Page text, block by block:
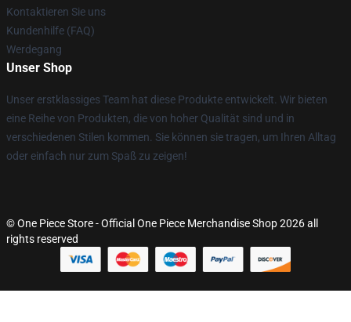
Kontaktieren Sie uns
Kundenhilfe (FAQ)
Werdegang
Unser Shop
Unser erstklassiges Team hat diese Produkte entwickelt. Wir bieten
eine Reihe von Produkten, die von hoher Qualität sind und in
verschiedenen Stilen kommen. Sie können sie tragen, um Ihren Alltag
oder einfach nur zum Spaß zu zeigen!
© One Piece Store - Official One Piece Merchandise Shop 2026 all
rights reserved